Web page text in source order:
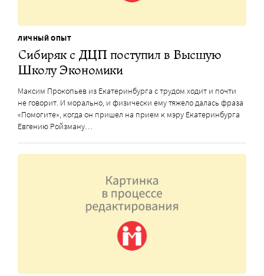
ЛИЧНЫЙ ОПЫТ
Сибиряк с ДЦП поступил в Высшую
Школу Экономики
Максим Прокопьев из Екатеринбурга с трудом ходит и почти
не говорит. И морально, и физически ему тяжело далась фраза
«Помогите», когда он пришел на прием к мэру Екатеринбурга
Евгению Ройзману…